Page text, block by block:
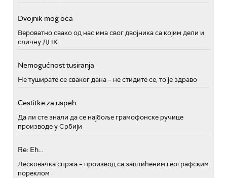
Dvojnik mog oca
Вероватно свако од нас има свог двојника са којим дели и
сличну ДНК
Nemogućnost tusiranja
Не туширате се сваког дана – не стидите се, то је здраво
Cestitke za uspeh
Да ли сте знали да се најбоље грамофонске ручице
производе у Србији
Re: Eh...
Лесковачка спржа – производ са заштићеним географским
пореклом